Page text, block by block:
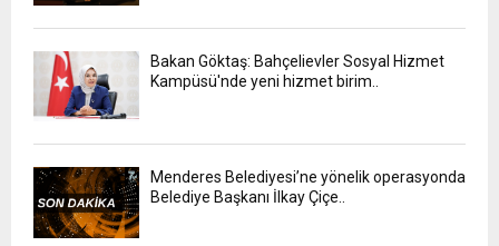
Bakan Göktaş: Bahçelievler Sosyal Hizmet
Kampüsü'nde yeni hizmet birim..
Menderes Belediyesi’ne yönelik operasyonda
Belediye Başkanı İlkay Çiçe..